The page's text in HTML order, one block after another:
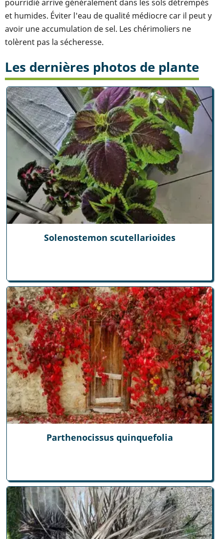
pourridié arrive généralement dans les sols détrempés
et humides. Éviter l'eau de qualité médiocre car il peut y
avoir une accumulation de sel. Les chérimoliers ne
tolèrent pas la sécheresse.
Les dernières photos de plante
Solenostemon scutellarioides
Parthenocissus quinquefolia